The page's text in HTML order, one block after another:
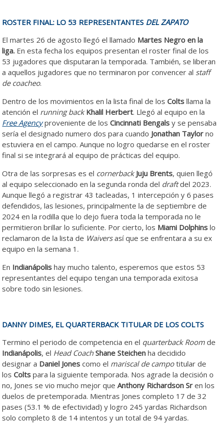
ROSTER FINAL: LO 53 REPRESENTANTES DEL ZAPATO
El martes 26 de agosto llegó el llamado Martes Negro en la
liga. En esta fecha los equipos presentan el roster final de los
53 jugadores que disputaran la temporada. También, se liberan
a aquellos jugadores que no terminaron por convencer al staff
de coacheo.
Dentro de los movimientos en la lista final de losColts llama la
atención el running back Khalil Herbert. Llegó al equipo en la
Free Agencyproveniente de losCincinnati Bengals y se pensaba
sería el designado numero dos para cuando Jonathan Taylor no
estuviera en el campo. Aunque no logro quedarse en el roster
final si se integrará al equipo de prácticas del equipo.
Otra de las sorpresas es el cornerback Juju Brents, quien llegó
al equipo seleccionado en la segunda ronda del draftdel 2023.
Aunque llegó a registrar 43 tacleadas, 1 intercepción y 6 pases
defendidos, las lesiones, principalmente la de septiembre de
2024 en la rodilla que lo dejo fuera toda la temporada no le
permitieron brillar lo suficiente. Por cierto, los Miami Dolphins lo
reclamaron de la lista de Waiversasí que se enfrentara a su ex
equipo en la semana 1.
En Indianápolis hay mucho talento, esperemos que estos 53
representantes del equipo tengan una temporada exitosa
sobre todo sin lesiones.
DANNY DIMES, EL QUARTERBACK TITULAR DE LOS COLTS
Termino el periodo de competencia en el quarterback Room de
Indianápolis, el Head Coach Shane Steichen ha decidido
designar a Daniel Jones como el mariscal de campotitular de
losColts para la siguiente temporada. Nos agrade la decisión o
no, Jones se vio mucho mejor queAnthony Richardson Sr en los
duelos de pretemporada. Mientras Jones completo 17 de 32
pases (53.1 % de efectividad) y logro 245 yardas Richardson
solo completo 8 de 14 intentos y un total de 94 yardas.